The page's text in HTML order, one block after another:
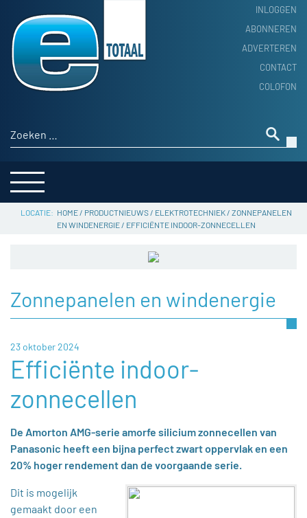
INLOGGEN
ABONNEREN
ADVERTEREN
CONTACT
COLOFON
Zoeken naar:
HOME
PRODUCTNIEUWS
ACHTERGROND
THEMA’S
SERVICE
HOME/ PRODUCTNIEUWS/ ELEKTROTECHNIEK/ ZONNEPANELEN
EN WINDENERGIE/ EFFICIËNTE INDOOR-ZONNECELLEN
Zonnepanelen en windenergie
23 oktober 2024
Efficiënte indoor-
zonnecellen
De Amorton AMG-serie amorfe silicium zonnecellen van
Panasonic heeft een bijna perfect zwart oppervlak en een
20% hoger rendement dan de voorgaande serie.
Dit is mogelijk
gemaakt door een